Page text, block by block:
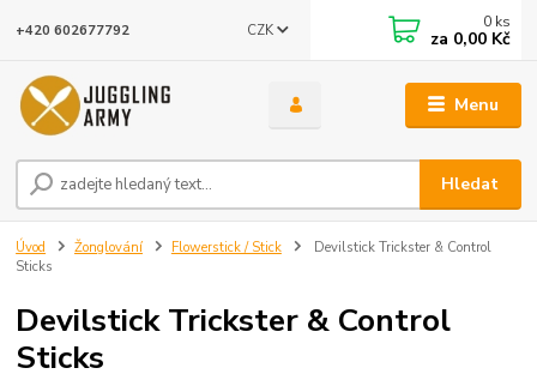
Menu
CZK
Hledat
+420 602677792 0 ks
za 0,00 Kč
Úvod Žonglování Flowerstick / Stick
Devilstick Trickster & Control
Sticks
Devilstick Trickster & Control
Sticks